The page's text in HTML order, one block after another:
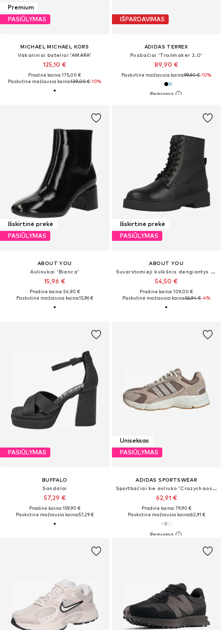
Premium
PASIŪLYMAS
MICHAEL MICHAEL KORS
Vakariniai bateliai 'AMARA'
125,10 €
Pradinė kaina: 175,00 €
Paskutinė mažiausia kaina:139,00 €-10%
IŠPARDAVIMAS
ADIDAS TERREX
Pusbačiai 'Trailmaker 2.0'
89,90 €
Paskutinė mažiausia kaina:99,90 €-10%
Išskirtinė prekė
PASIŪLYMAS
ABOUT YOU
Aulinukai 'Bianca'
15,96 €
Pradinė kaina: 54,90 €
Paskutinė mažiausia kaina:15,96 €
Išskirtinė prekė
PASIŪLYMAS
ABOUT YOU
Suvarstomieji kulkšnis dengiantys batai 'Annemarie'
54,50 €
Pradinė kaina: 109,00 €
Paskutinė mažiausia kaina:56,94 €-4%
PASIŪLYMAS
BUFFALO
Sandalai
57,29 €
Pradinė kaina: 159,90 €
Paskutinė mažiausia kaina:57,29 €
Uniseksas
PASIŪLYMAS
ADIDAS SPORTSWEAR
Sportbačiai be auliuko 'Crazychaos 2000'
62,91 €
Pradinė kaina: 79,90 €
Paskutinė mažiausia kaina:62,91 €